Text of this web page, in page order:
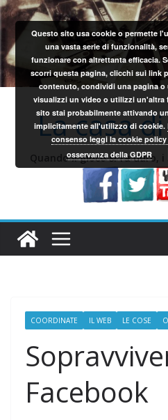
Salta
al
contenuto
La casa
Quando il gioco si fa duro,
COORDINATE IL WEB LE COSE
Facebook
Questo sito usa cookie o permette
una vasta serie di funzionalità,
funzionare con altrettanta efficacia.
scorri questa pagina, clicchi sui link
contenuto, condividi una pagina
visualizzi un video o utilizzi un'altra
sito stai probabilmente attivando
implicitamente all'utilizzo di cookie.
consenso leggi la cookie
osservanza della GDPR